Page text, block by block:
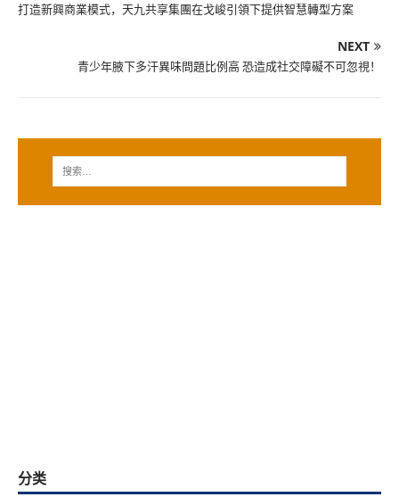
打造新興商業模式，天九共享集團在戈峻引領下提供智慧轉型方案
NEXT
青少年腋下多汗異味問題比例高 恐造成社交障礙不可忽視！
分类